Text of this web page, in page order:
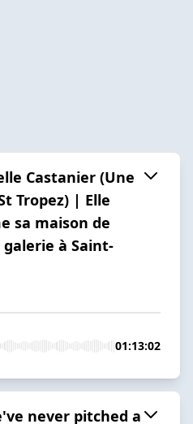
Castanier (Une
Tropez) | Elle
sa maison de
à Saint-
01:13:02
never pitched a